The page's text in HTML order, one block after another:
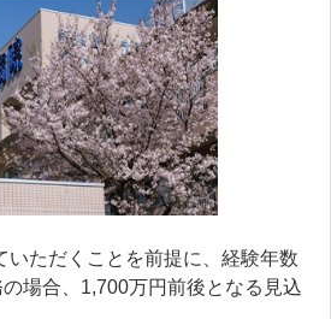
ただくことを前提に、経験年数
場合、1,700万円前後となる見込